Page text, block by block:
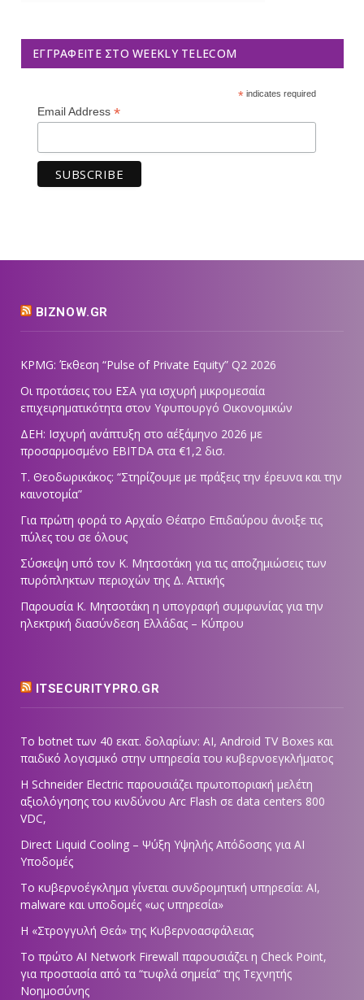
ΕΓΓΡΑΦΕΊΤΕ ΣΤΟ WEEKLY TELECOM
*indicates required
Email Address *
BIZNOW.GR
KPMG: Έκθεση “Pulse of Private Equity” Q2 2026
Οι προτάσεις του ΕΣΑ για ισχυρή μικρομεσαία
επιχειρηματικότητα στον Υφυπουργό Οικονομικών
ΔΕΗ: Ισχυρή ανάπτυξη στο α΄εξάμηνο 2026 με
προσαρμοσμένο EBITDA στα €1,2 δισ.
Τ. Θεοδωρικάκος: “Στηρίζουμε με πράξεις την έρευνα και την
καινοτομία”
Για πρώτη φορά το Αρχαίο Θέατρο Επιδαύρου άνοιξε τις
πύλες του σε όλους
Σύσκεψη υπό τον Κ. Μητσοτάκη για τις αποζημιώσεις των
πυρόπληκτων περιοχών της Δ. Αττικής
Παρουσία Κ. Μητσοτάκη η υπογραφή συμφωνίας για την
ηλεκτρική διασύνδεση Ελλάδας – Κύπρου
ITSECURITYPRO.GR
Το botnet των 40 εκατ. δολαρίων: AI, Android TV Boxes και
παιδικό λογισμικό στην υπηρεσία του κυβερνοεγκλήματος
Η Schneider Electric παρουσιάζει πρωτοποριακή μελέτη
αξιολόγησης του κινδύνου Arc Flash σε data centers 800
VDC,
Direct Liquid Cooling – Ψύξη Υψηλής Απόδοσης για AI
Υποδομές
Το κυβερνοέγκλημα γίνεται συνδρομητική υπηρεσία: AI,
malware και υποδομές «ως υπηρεσία»
Η «Στρογγυλή Θεά» της Κυβερνοασφάλειας
Tο πρώτο AI Network Firewall παρουσιάζει η Check Point,
για προστασία από τα “τυφλά σημεία” της Τεχνητής
Νοημοσύνης